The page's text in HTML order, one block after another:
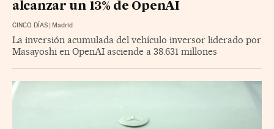
alcanzar un 13% de OpenAI
CINCO DÍAS Madrid
La inversión acumulada del vehículo inversor liderado por
Masayoshi en OpenAI asciende a 38.631 millones